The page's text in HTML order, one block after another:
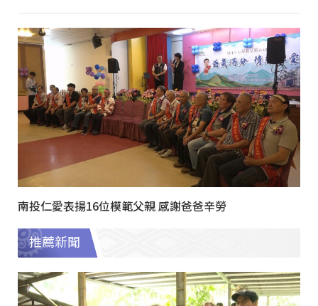
南投仁愛表揚16位模範父親 感謝爸爸辛勞
推薦新聞